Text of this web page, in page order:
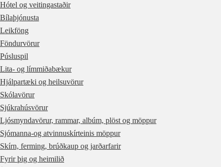
Hótel og veitingastaðir
Bílaþjónusta
Leikföng
Föndurvörur
Púsluspil
Lita- og límmiðabækur
Hjálpartæki og heilsuvörur
Skólavörur
Sjúkrahúsvörur
Ljósmyndavörur, rammar, albúm, plöst og möppur
Sjómanna-og atvinnuskírteinis möppur
Skírn, ferming, brúðkaup og jarðarfarir
Fyrir þig og heimilið